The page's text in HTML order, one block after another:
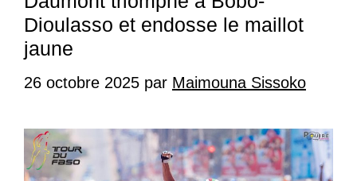
Dioulasso et endosse le maillot
jaune
26 octobre 2025 par Maimouna Sissoko